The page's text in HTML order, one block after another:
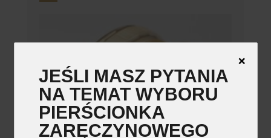
❌
JEŚLI MASZ PYTANIA
NA TEMAT WYBORU
PIERŚCIONKA
ZARĘCZYNOWEGO